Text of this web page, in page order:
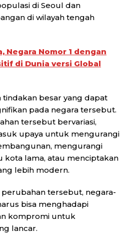
di Seoul dan
di wilayah tengah
Negara Nomor 1 dengan
di Dunia versi Global
tindakan besar yang dapat
pada negara tersebut.
tersebut bervariasi,
upaya untuk mengurangi
mengurangi
kota lama, atau menciptakan
lebih modern.
tersebut, negara-
bisa menghadapi
kompromi untuk
lancar.